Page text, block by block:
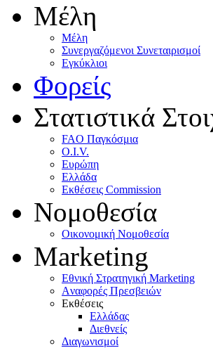
Μέλη
Mέλη
Συνεργαζόμενοι Συνεταιρισμοί
Εγκύκλιοι
Φορείς
Στατιστικά
FAO Παγκόσμια
O.I.V.
Ευρώπη
Ελλάδα
Eκθέσεις Commission
Νομοθεσία
Οικονομική Νομοθεσία
Marketing
Eθνική Στρατηγική Marketing
Aναφορές Πρεσβειών
Eκθέσεις
Eλλάδας
Διεθνείς
Διαγωνισμοί